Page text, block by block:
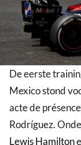
De eerste
Mexico stond
acte de
Rodríguez.
Lewis Hamilton